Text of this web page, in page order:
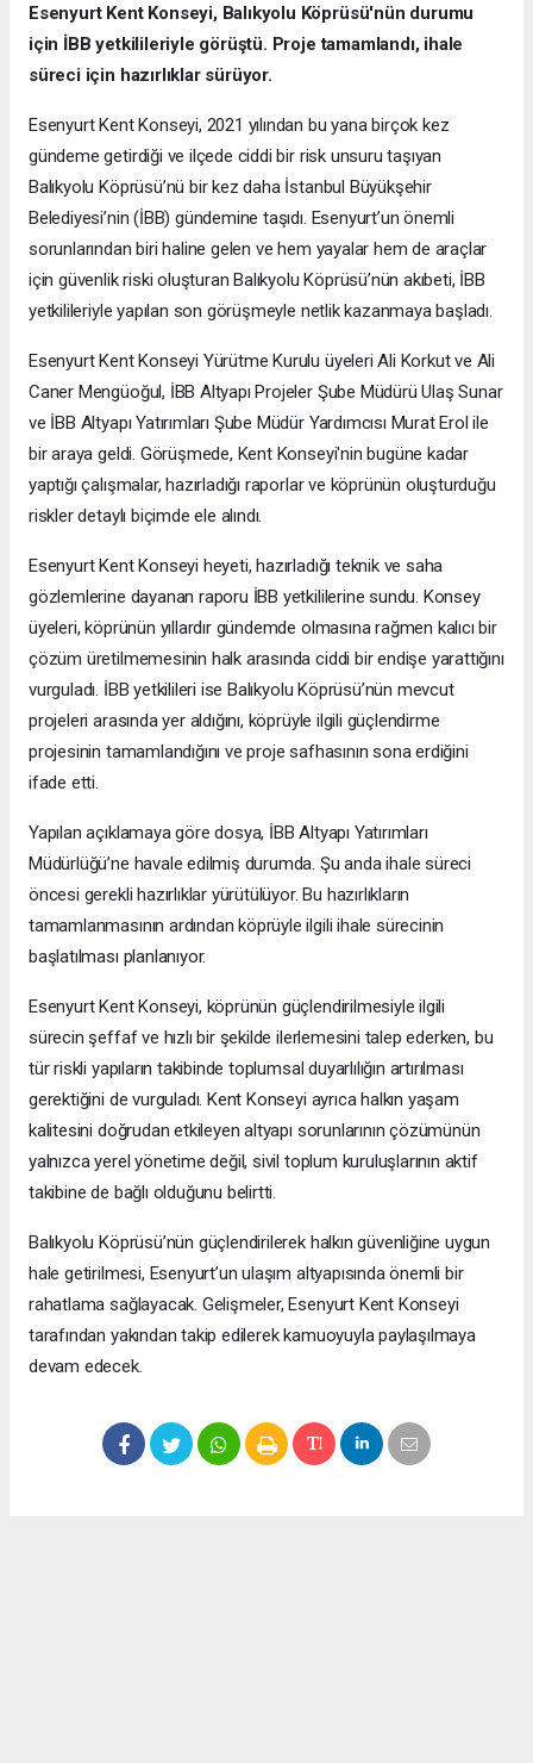
Esenyurt Kent Konseyi, Balıkyolu Köprüsü'nün durumu
için İBB yetkilileriyle görüştü. Proje tamamlandı, ihale
süreci için hazırlıklar sürüyor.
Esenyurt Kent Konseyi, 2021 yılından bu yana birçok kez
gündeme getirdiği ve ilçede ciddi bir risk unsuru taşıyan
Balıkyolu Köprüsü’nü bir kez daha İstanbul Büyükşehir
Belediyesi’nin (İBB) gündemine taşıdı. Esenyurt’un önemli
sorunlarından biri haline gelen ve hem yayalar hem de araçlar
için güvenlik riski oluşturan Balıkyolu Köprüsü’nün akıbeti, İBB
yetkilileriyle yapılan son görüşmeyle netlik kazanmaya başladı.
Esenyurt Kent Konseyi Yürütme Kurulu üyeleri Ali Korkut ve Ali
Caner Mengüoğul, İBB Altyapı Projeler Şube Müdürü Ulaş Sunar
ve İBB Altyapı Yatırımları Şube Müdür Yardımcısı Murat Erol ile
bir araya geldi. Görüşmede, Kent Konseyi'nin bugüne kadar
yaptığı çalışmalar, hazırladığı raporlar ve köprünün oluşturduğu
riskler detaylı biçimde ele alındı.
Esenyurt Kent Konseyi heyeti, hazırladığı teknik ve saha
gözlemlerine dayanan raporu İBB yetkililerine sundu. Konsey
üyeleri, köprünün yıllardır gündemde olmasına rağmen kalıcı bir
çözüm üretilmemesinin halk arasında ciddi bir endişe yarattığını
vurguladı. İBB yetkilileri ise Balıkyolu Köprüsü’nün mevcut
projeleri arasında yer aldığını, köprüyle ilgili güçlendirme
projesinin tamamlandığını ve proje safhasının sona erdiğini
ifade etti.
Yapılan açıklamaya göre dosya, İBB Altyapı Yatırımları
Müdürlüğü’ne havale edilmiş durumda. Şu anda ihale süreci
öncesi gerekli hazırlıklar yürütülüyor. Bu hazırlıkların
tamamlanmasının ardından köprüyle ilgili ihale sürecinin
başlatılması planlanıyor.
Esenyurt Kent Konseyi, köprünün güçlendirilmesiyle ilgili
sürecin şeffaf ve hızlı bir şekilde ilerlemesini talep ederken, bu
tür riskli yapıların takibinde toplumsal duyarlılığın artırılması
gerektiğini de vurguladı. Kent Konseyi ayrıca halkın yaşam
kalitesini doğrudan etkileyen altyapı sorunlarının çözümünün
yalnızca yerel yönetime değil, sivil toplum kuruluşlarının aktif
takibine de bağlı olduğunu belirtti.
Balıkyolu Köprüsü’nün güçlendirilerek halkın güvenliğine uygun
hale getirilmesi, Esenyurt’un ulaşım altyapısında önemli bir
rahatlama sağlayacak. Gelişmeler, Esenyurt Kent Konseyi
tarafından yakından takip edilerek kamuoyuyla paylaşılmaya
devam edecek.